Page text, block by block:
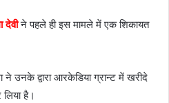
देवी ने पहले ही इस मामले में एक शिकायत
ने उनके द्वारा आरकेडिया ग्रान्ट में खरीदे
है।